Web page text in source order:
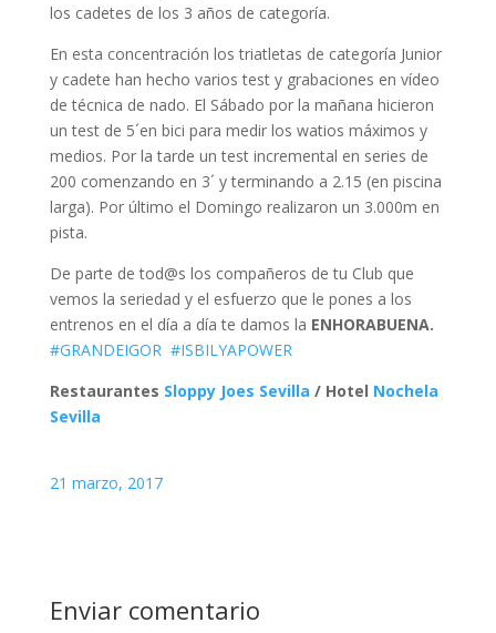
los cadetes de los 3 años de categoría.
En esta concentración los triatletas de categoría Junior
y cadete han hecho varios test y grabaciones en vídeo
de técnica de nado. El Sábado por la mañana hicieron
un test de 5´en bici para medir los watios máximos y
medios. Por la tarde un test incremental en series de
200 comenzando en 3´ y terminando a 2.15 (en piscina
larga). Por último el Domingo realizaron un 3.000m en
pista.
De parte de tod@s los compañeros de tu Club que
vemos la seriedad y el esfuerzo que le pones a los
entrenos en el día a día te damos la ENHORABUENA.
#GRANDEIGOR #ISBILYAPOWER
Restaurantes Sloppy Joes Sevilla / Hotel Nochela
Sevilla
21 marzo, 2017
Enviar comentario